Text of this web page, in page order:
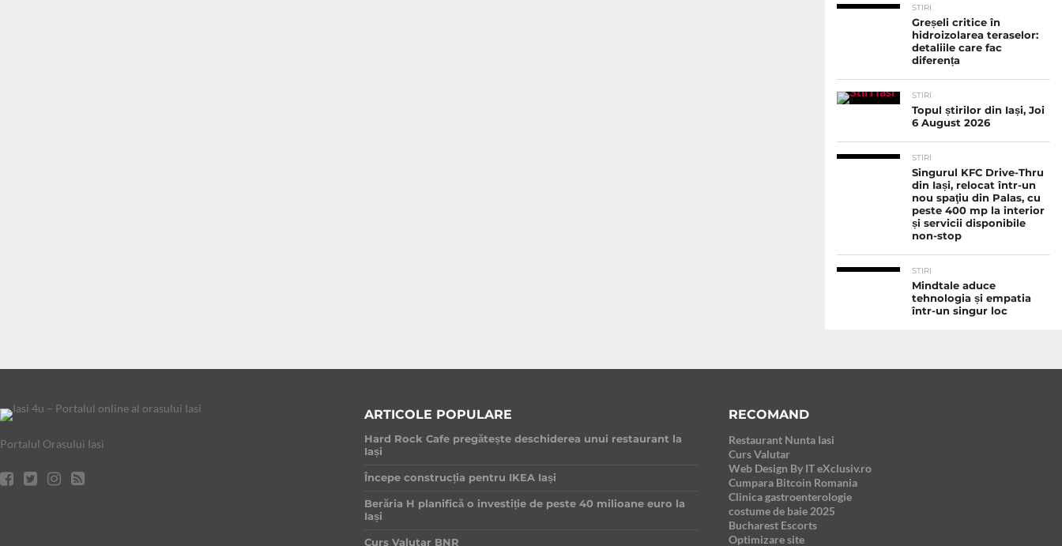
STIRI
Greșeli critice în
hidroizolarea teraselor:
detaliile care fac
diferența
STIRI
Topul știrilor din Iași, Joi
6 August 2026
STIRI
Singurul KFC Drive-Thru
din Iași, relocat într-un
nou spaţiu din Palas, cu
peste 400 mp la interior
și servicii disponibile
non-stop
STIRI
Mindtale aduce
tehnologia și empatia
într-un singur loc
Portalul Orasului Iasi
ARTICOLE POPULARE
Hard Rock Cafe pregătește deschiderea unui restaurant la
Iași
Începe construcția pentru IKEA Iași
Berăria H planifică o investiție de peste 40 milioane euro la
Iași
Curs Valutar BNR
RECOMAND
Restaurant Nunta Iasi
Curs Valutar
Web Design By IT eXclusiv.ro
Cumpara Bitcoin Romania
Clinica gastroenterologie
costume de baie 2025
Bucharest Escorts
Optimizare site